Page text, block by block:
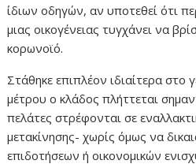
ίδιων οδηγών, αν υποτεθεί ότι
μιας οικογένειας τυγχάνει να
κορωνοϊό.
Στάθηκε επιπλέον ιδιαίτερα στο
μέτρου ο κλάδος πλήττεται
πελάτες στρέφονται σε
μετακίνησης- χωρίς όμως να
επιδοτήσεων ή οικονομικών